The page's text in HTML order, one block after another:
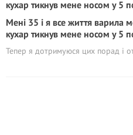
Мені 35 і я все життя
кухар тикнув мене носом у 5
Тепер я дотримуюся цих порад і